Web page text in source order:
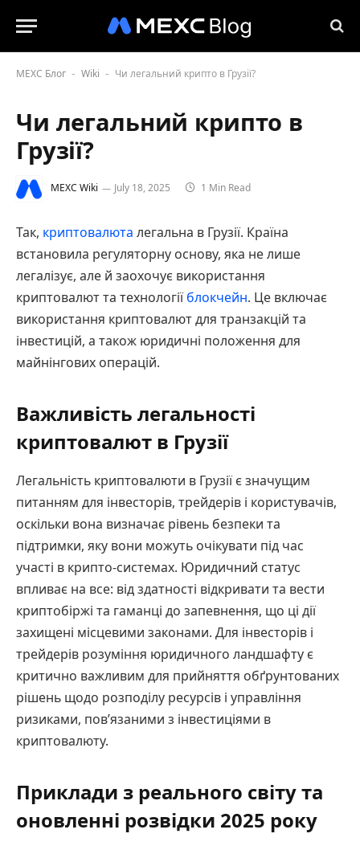
MEXC Блог - Wiki - Чи легальний крипто в Грузії?
Чи легальний крипто в
Грузії?
MEXC Wiki July 18, 2025 1 Min Read
Так, криптовалюта легальна в Грузії. Країна
встановила регуляторну основу, яка не лише
легалізує, але й заохочує використання
криптовалют та технологіїблокчейн. Це включає
використання криптовалют для транзакцій та
інвестицій, а також юридичні положення для
майнінгових операцій.
Важливість легальності
криптовалют в Грузії
Легальність криптовалюти в Грузії є значущим
питанням для інвесторів, трейдерів і користувачів,
оскільки вона визначає рівень безпеки та
підтримки, яку вони можуть очікувати під час
участі в крипто-системах. Юридичний статус
впливає на все: від здатності відкривати та вести
криптобіржі та гаманці до запевнення, що ці дії
захищені місцевими законами. Для інвесторів і
трейдерів розуміння юридичного ландшафту є
критично важливим для прийняття обґрунтованих
рішень щодо розподілу ресурсів і управління
ризиками, пов’язаними з інвестиціями в
криптовалюту.
Приклади з реального світу та
оновленні розвідки 2025 року